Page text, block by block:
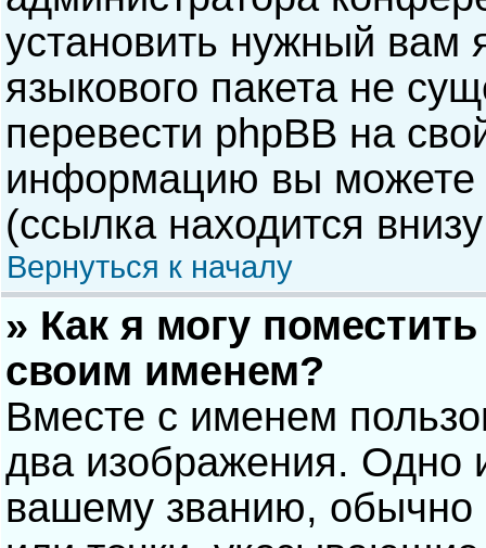
установить нужный вам
языкового пакета не
перевести phpBB на
информацию вы можете
(ссылка находится
Вернуться к началу
» Как я могу
своим именем?
Вместе с именем
два изображения. Одно
вашему званию, обычно